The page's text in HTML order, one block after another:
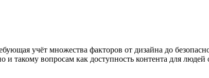
учёт множества факторов от дизайна до
и такому вопросам как доступность контента для